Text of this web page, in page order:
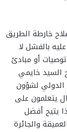
خارطة الطريق
2022-2026 محكوم عليه بالفشل لا
توصيات أو مبادئ
السيد خايمي
الدولي لشؤون
يتعلمون على
يتيح أفضل
والجائرة